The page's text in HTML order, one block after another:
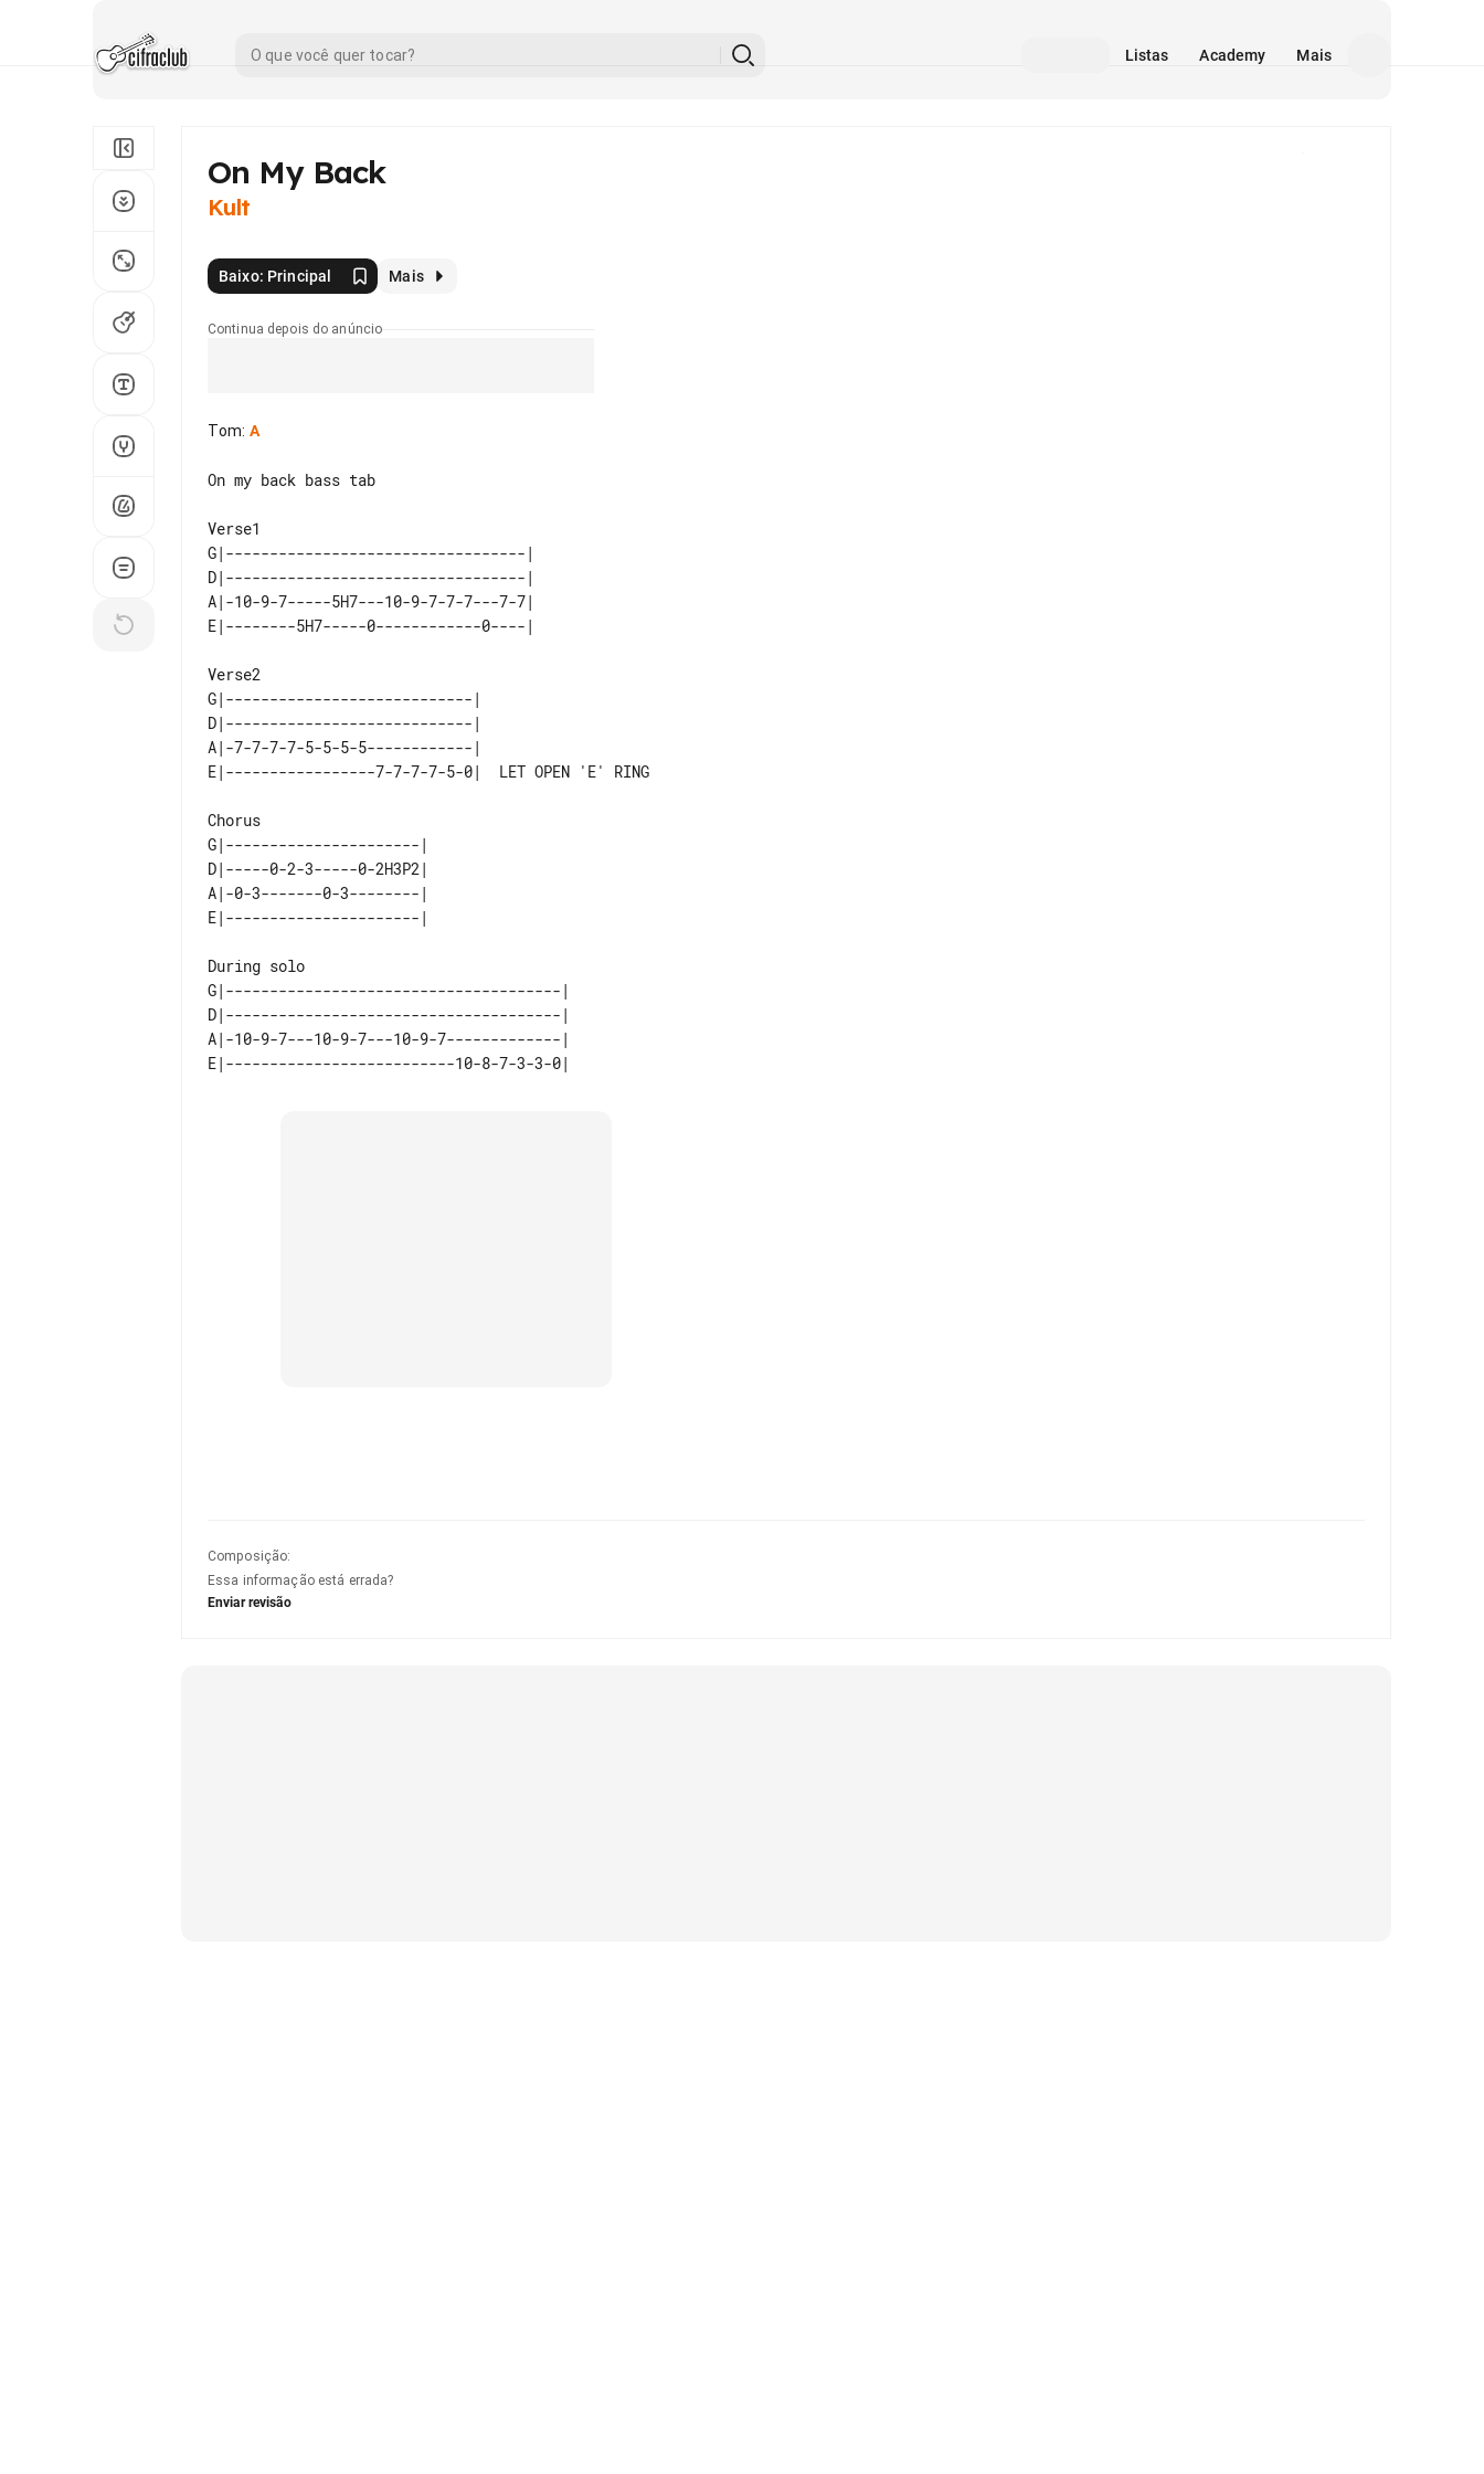
Listas Academy Mais
On My Back
Kult
Baixo: Principal Mais
Continua depois do anúncio
Tom: A
On my back bass tab
Verse1
G|----------------------------------|
D|----------------------------------|
A|-10-9-7-----5H7---10-9-7-7-7---7-7|
E|--------5H7-----0------------0----|
G|----------------------------|
D|----------------------------|
A|-7-7-7-7-5-5-5-5------------|
E|-----------------7-7-7-7-5-0|  LET OPEN 'E' RING
Chorus
G|----------------------|
D|-----0-2-3-----0-2H3P2|
A|-0-3-------0-3--------|
E|----------------------|
During solo
G|--------------------------------------|
D|--------------------------------------|
A|-10-9-7---10-9-7---10-9-7-------------|
Composição:
Essa informação está errada?
Enviar revisão